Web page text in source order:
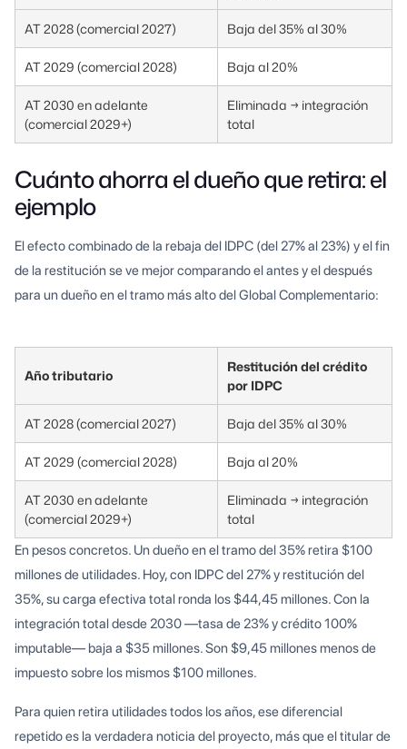
AT 2028 (comercial 2027) Baja del 35% al 30%
AT 2029 (comercial 2028) Baja al 20%
AT 2030 en adelante
(comercial 2029+)
Eliminada → integración
total
Cuánto ahorra el dueño que retira: el
ejemplo
El efecto combinado de la rebaja del IDPC (del 27% al 23%) y el fin
de la restitución se ve mejor comparando el antes y el después
para un dueño en el tramo más alto del Global Complementario:
Año tributario
Restitución del crédito
por IDPC
AT 2028 (comercial 2027) Baja del 35% al 30%
AT 2029 (comercial 2028) Baja al 20%
AT 2030 en adelante
(comercial 2029+)
Eliminada → integración
total
En pesos concretos. Un dueño en el tramo del 35% retira $100
millones de utilidades. Hoy, con IDPC del 27% y restitución del
35%, su carga efectiva total ronda los $44,45 millones. Con la
integración total desde 2030 —tasa de 23% y crédito 100%
imputable— baja a $35 millones. Son $9,45 millones menos de
impuesto sobre los mismos $100 millones.
Para quien retira utilidades todos los años, ese diferencial
repetido es la verdadera noticia del proyecto, más que el titular de